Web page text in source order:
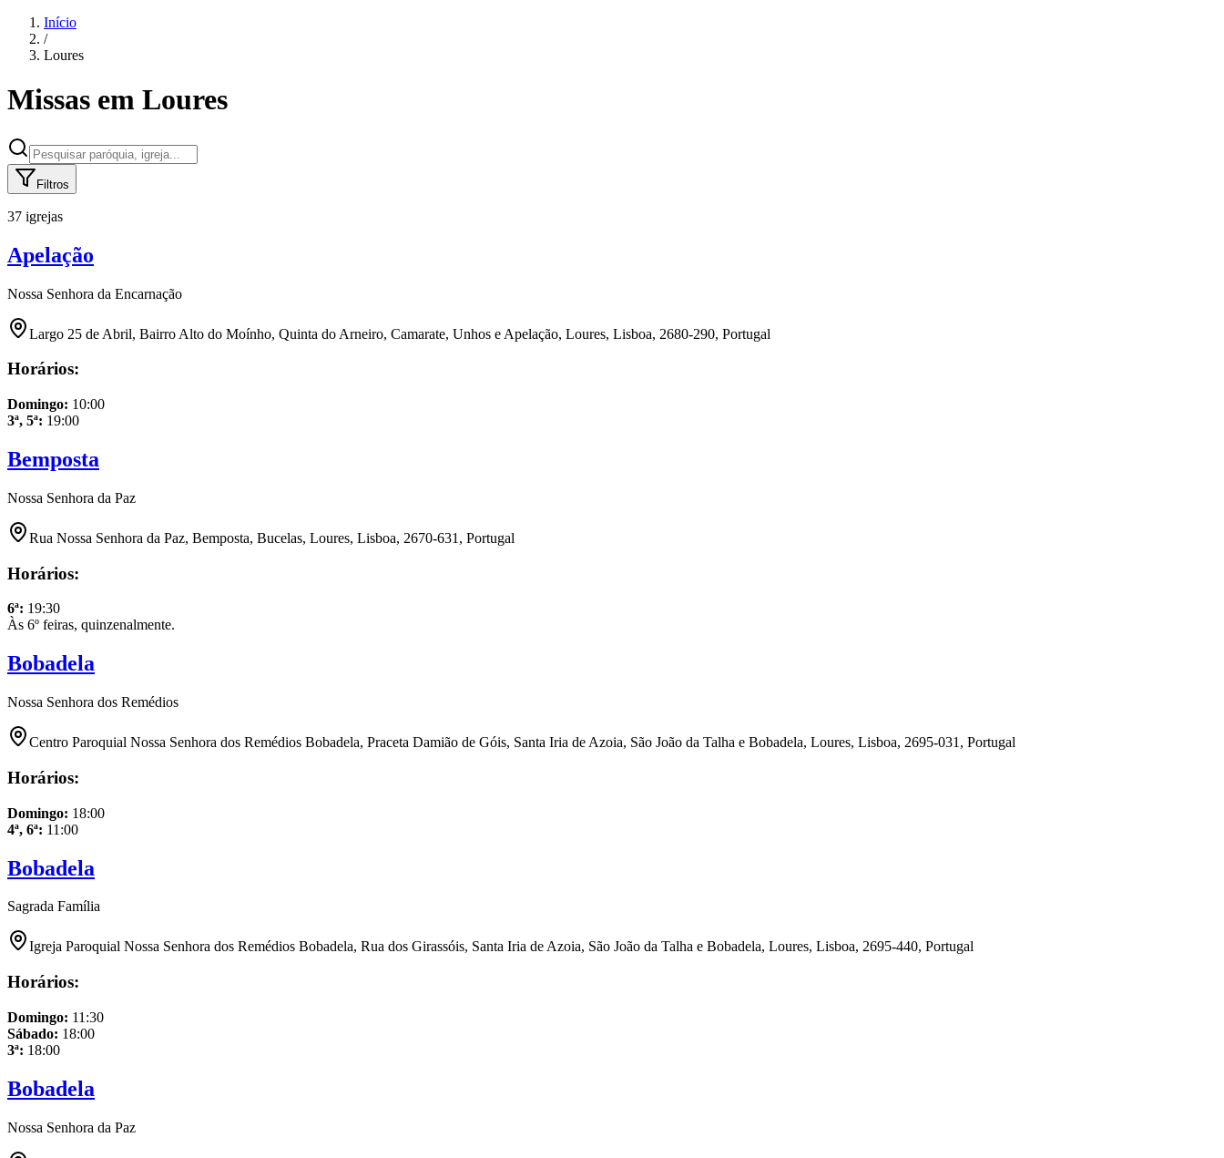
Início
/
Loures
Missas em Loures
Filtros
37 igrejas
Apelação
Nossa Senhora da Encarnação
Largo 25 de Abril, Bairro Alto do Moínho, Quinta do Arneiro, Camarate, Unhos e Apelação, Loures, Lisboa, 2680-290, Portugal
Horários:
Domingo: 10:00
3ª, 5ª: 19:00
Bemposta
Nossa Senhora da Paz
Rua Nossa Senhora da Paz, Bemposta, Bucelas, Loures, Lisboa, 2670-631, Portugal
Horários:
6ª: 19:30
Às 6º feiras, quinzenalmente.
Bobadela
Nossa Senhora dos Remédios
Centro Paroquial Nossa Senhora dos Remédios Bobadela, Praceta Damião de Góis, Santa Iria de Azoia, São João da Talha e Bobadela, Loures, Lisboa, 2695-031, Portugal
Horários:
Domingo: 18:00
4ª, 6ª: 11:00
Bobadela
Sagrada Família
Igreja Paroquial Nossa Senhora dos Remédios Bobadela, Rua dos Girassóis, Santa Iria de Azoia, São João da Talha e Bobadela, Loures, Lisboa, 2695-440, Portugal
Horários:
Domingo: 11:30
Sábado: 18:00
3ª: 18:00
Bobadela
Nossa Senhora da Paz